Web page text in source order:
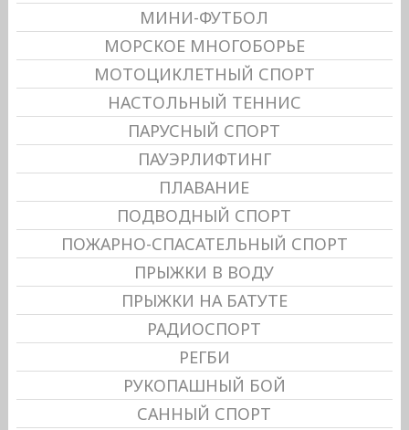
МИНИ-ФУТБОЛ
МОРСКОЕ МНОГОБОРЬЕ
МОТОЦИКЛЕТНЫЙ СПОРТ
НАСТОЛЬНЫЙ ТЕННИС
ПАРУСНЫЙ СПОРТ
ПАУЭРЛИФТИНГ
ПЛАВАНИЕ
ПОДВОДНЫЙ СПОРТ
ПОЖАРНО-СПАСАТЕЛЬНЫЙ СПОРТ
ПРЫЖКИ В ВОДУ
ПРЫЖКИ НА БАТУТЕ
РАДИОСПОРТ
РЕГБИ
РУКОПАШНЫЙ БОЙ
САННЫЙ СПОРТ